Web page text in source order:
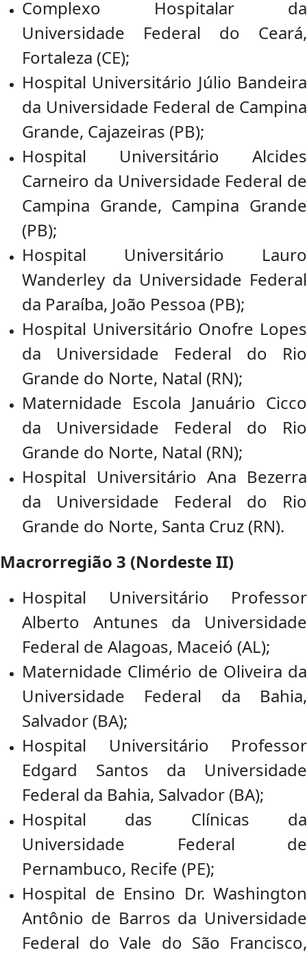
Complexo Hospitalar da
Universidade Federal do Ceará,
Fortaleza (CE);
Hospital Universitário Júlio Bandeira
da Universidade Federal de Campina
Grande, Cajazeiras (PB);
Hospital Universitário Alcides
Carneiro da Universidade Federal de
Campina Grande, Campina Grande
(PB);
Hospital Universitário Lauro
Wanderley da Universidade Federal
da Paraíba, João Pessoa (PB);
Hospital Universitário Onofre Lopes
da Universidade Federal do Rio
Grande do Norte, Natal (RN);
Maternidade Escola Januário Cicco
da Universidade Federal do Rio
Grande do Norte, Natal (RN);
Hospital Universitário Ana Bezerra
da Universidade Federal do Rio
Grande do Norte, Santa Cruz (RN).
Macrorregião 3 (Nordeste II)
Hospital Universitário Professor
Alberto Antunes da Universidade
Federal de Alagoas, Maceió (AL);
Maternidade Climério de Oliveira da
Universidade Federal da Bahia,
Salvador (BA);
Hospital Universitário Professor
Edgard Santos da Universidade
Federal da Bahia, Salvador (BA);
Hospital das Clínicas da
Universidade Federal de
Pernambuco, Recife (PE);
Hospital de Ensino Dr. Washington
Antônio de Barros da Universidade
Federal do Vale do São Francisco,